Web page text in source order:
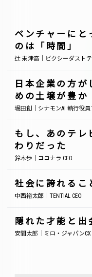
ベンチャーにと
のは「時間」
辻 未津高｜ピクシーダスト
日本企業の方が
めの土壌が豊か
堀田創｜シナモンAI 執行役
もし、あのテレ
わりだった
鈴木歩｜ココナラ CEO
社会に誇れるこ
中西裕太郎｜TENTIAL CEO
隠れた才能と出
安間太郎｜ミロ・ジャパン